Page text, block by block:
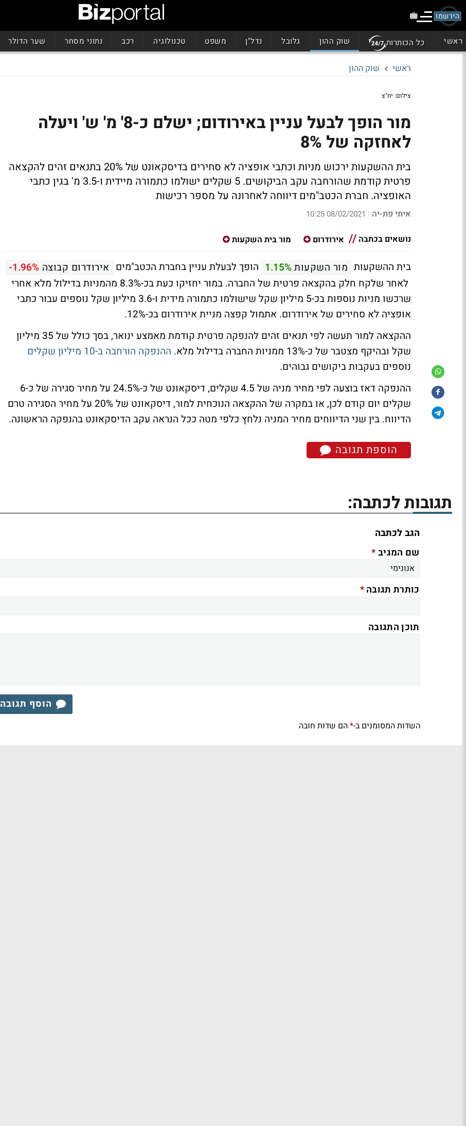
הירשמו
ראשי כל הכותרות שוק ההון גלובל נדל"ן משפט טכנולוגיה רכב נתוני מסחר שער הדולר
ראשי שוק ההון
צילום: יח"צ
מור הופך לבעל עניין באירודום; ישלם כ-8' מ' ש' ויעלה
לאחזקה של 8%
בית ההשקעות ירכוש מניות וכתבי אופציה לא סחירים בדיסקאונט של 20% בתנאים זהים להקצאה
פרטית קודמת שהורחבה עקב הביקושים. 5 שקלים ישולמו כתמורה מיידית ו-3.5 מ' בגין כתבי
האופציה. חברת הכטב"מים דיווחה לאחרונה על מספר רכישות
איתי פת-יה |
08/02/2021 10:25
נושאים בכתבה אירודרום מור בית השקעות
בית ההשקעות מור השקעות1.15% הופך לבעלת עניין בחברת הכטב"מים אירודרום קבוצה -1.96%
לאחר שלקח חלק בהקצאה פרטית של החברה. במור יחזיקו כעת בכ-8.3% מהמניות בדילול מלא אחרי
שרכשו מניות נוספות בכ-5 מיליון שקל שישולמו כתמורה מידית ו-3.6 מיליון שקל נוספים עבור כתבי
אופציה לא סחירים של אירודרום. אתמול קפצה מניית אירודרום בכ-12%.
ההקצאה למור תעשה לפי תנאים זהים להנפקה פרטית קודמת מאמצע ינואר, בסך כולל של 35 מיליון
שקל ובהיקף מצטבר של כ-13% ממניות החברה בדילול מלא.
ההנפקה הורחבה ב-10 מיליון שקלים
נוספים בעקבות ביקושים גבוהים.
ההנפקה דאז בוצעה לפי מחיר מניה של 4.5 שקלים, דיסקאונט של כ-24.5% על מחיר סגירה של כ-6
שקלים יום קודם לכן, או במקרה של ההקצאה הנוכחית למור, דיסקאונט של 20% על מחיר הסגירה טרם
הדיווח. בין שני הדיווחים מחיר המניה נלחץ כלפי מטה ככל הנראה עקב הדיסקאונט בהנפקה הראשונה.
הוספת תגובה
תגובות לכתבה:
הגב לכתבה
שם המגיב*
כותרת תגובה*
תוכן התגובה
הוסף תגובה
השדות המסומנים ב-*הם שדות חובה